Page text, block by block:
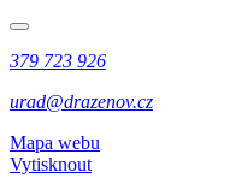
379 723 926
urad@drazenov.cz
Mapa webu
Vytisknout